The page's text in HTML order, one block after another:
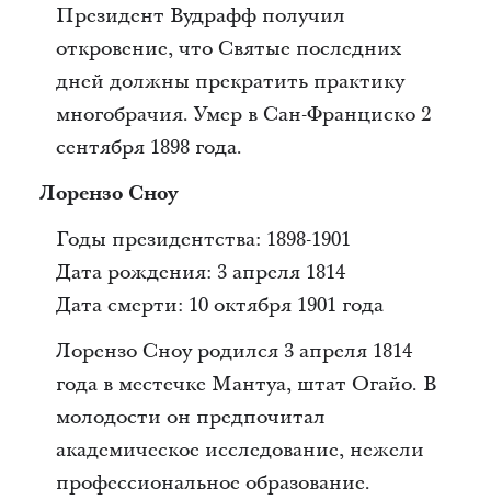
Президент Вудрафф получил
откровение, что Святые последних
дней должны прекратить практику
многобрачия. Умер в Сан-Франциско 2
сентября 1898 года.
Лорензо Сноу
Годы президентства: 1898-1901
Дата рождения: 3 апреля 1814
Дата смерти: 10 октября 1901 года
Лорензо Сноу родился 3 апреля 1814
года в местечке Мантуа, штат Огайо. В
молодости он предпочитал
академическое исследование, нежели
профессиональное образование.